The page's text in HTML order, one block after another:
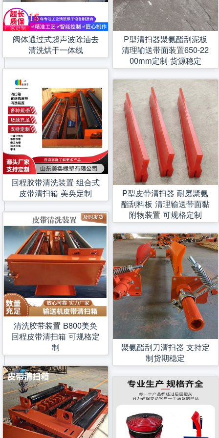
阀体通过式超声波除油去
清洗烘干一体线
回程胶带清洗装置 组合式
皮带清扫箱 美奂定制
清洗胶带装置 B800美奂
回程皮带清扫箱 可规格定
制
P型清扫器聚氨酯刮泥板
清理输送带面装置650-22
00mm定制 货源稳定
P型皮带清扫器 耐磨聚氨
酯刮料板 清理输送带面黏
附物装置 可规格定制
聚氨酯刮刀清扫器 支持定
制货期稳定